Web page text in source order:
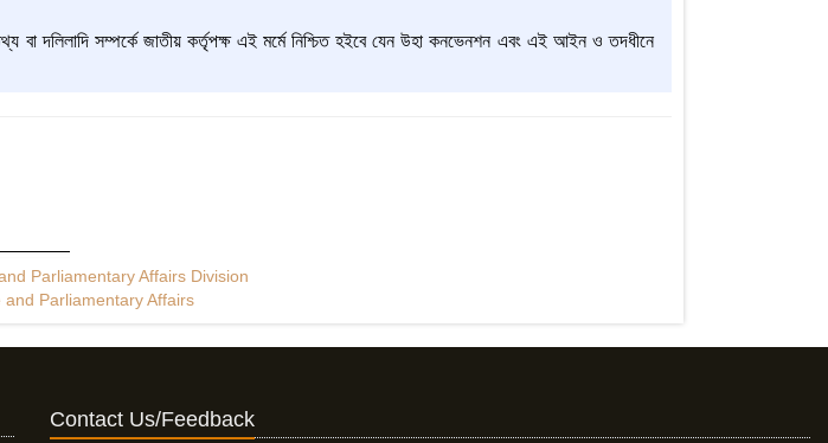
বা দলিলাদি সম্পর্কে জাতীয় কর্তৃপক্ষ এই মর্মে নিশ্চিত হইবে যেন উহা কনভেনশন এবং এই আইন ও তদধীনে
Parliamentary Affairs Division
Parliamentary Affairs
Contact Us/Feedback